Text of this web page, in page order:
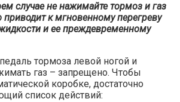
случае не нажимайте тормоз и газ
к мгновенному перегреву
и ее преждевременному
тормоза левой ногой и
газ – запрещено. Чтобы
коробке, достаточно
список действий: